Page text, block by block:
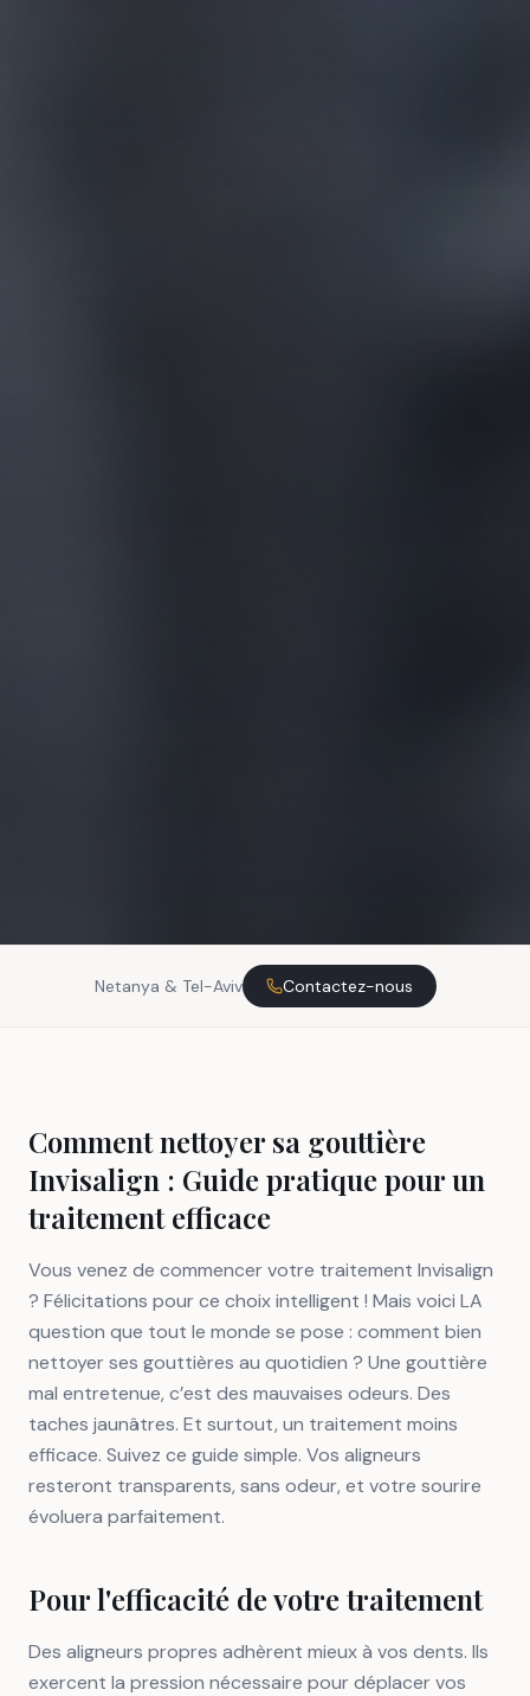
Netanya & Tel-Aviv Contactez-nous
Comment nettoyer sa gouttière
Invisalign : Guide pratique pour un
traitement efficace
Vous venez de commencer votre traitement Invisalign
? Félicitations pour ce choix intelligent ! Mais voici LA
question que tout le monde se pose : comment bien
nettoyer ses gouttières au quotidien ? Une gouttière
mal entretenue, c’est des mauvaises odeurs. Des
taches jaunâtres. Et surtout, un traitement moins
efficace. Suivez ce guide simple. Vos aligneurs
resteront transparents, sans odeur, et votre sourire
évoluera parfaitement.
Pour l'efficacité de votre traitement
Des aligneurs propres adhèrent mieux à vos dents. Ils
exercent la pression nécessaire pour déplacer vos